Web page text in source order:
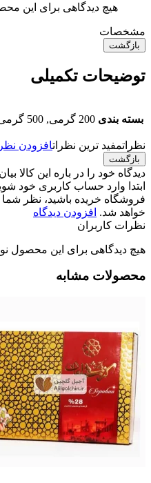
هیچ دیدگاهی برای این
مشخصات
بازگشت
توضیحات تکمیلی
بسته بندی 200 گرمی, 500 گرمی, 1000 گرمی
نظراتمفید ترین نظراتافزودن
بازگشت
دیدگاه خود را در باره این کالا
ابتدا وارد حساب کاربری خود
فروشگاه خریده باشید، نظر
خواهد شد. افزودن دیدگاه
نظرات کاربران
هیچ دیدگاهی برای این محصول
محصولات مشابه